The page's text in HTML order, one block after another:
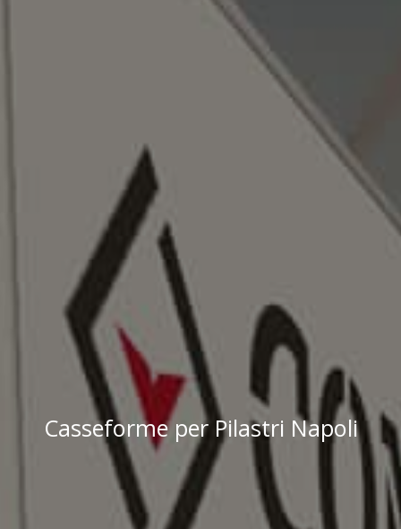
Casseforme per Pilastri Napoli